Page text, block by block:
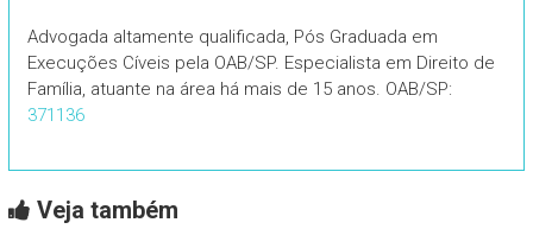
Advogada altamente qualificada, Pós Graduada em
Execuções Cíveis pela OAB/SP. Especialista em Direito de
Família, atuante na área há mais de 15 anos. OAB/SP:
371136
Veja também